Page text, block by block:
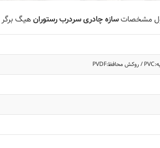
مشخصاتسازه چادری سردرب رستورانهیگ